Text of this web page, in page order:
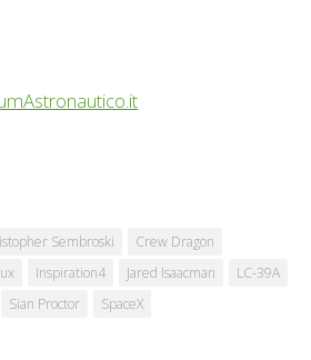
Sembroski
Crew Dragon
Inspiration4 Jared Isaacman
LC-39A
Sian Proctor SpaceX